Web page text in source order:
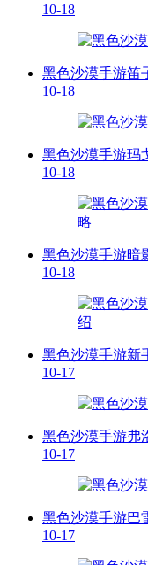
10-18
黑色沙漠手游笛
10-18
黑色沙漠手游玛
10-18
黑色沙漠手游暗
10-18
黑色沙漠手游新
10-17
黑色沙漠手游弗
10-17
黑色沙漠手游巴
10-17